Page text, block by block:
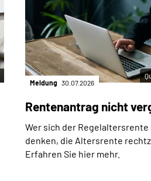
Meldung 30.07.2026
Rentenantrag nicht
Wer sich der Regelaltersrente
denken, die Altersrente
Erfahren Sie hier mehr.